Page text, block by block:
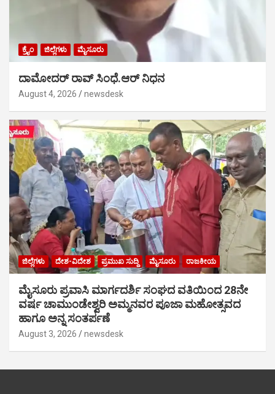
ಕ್ರೈಂ ಜಿಲ್ಲೆಗಳು ಮೈಸೂರು
ದಾಮೋದರ್ ರಾವ್ ಸಿಂಧೆ.ಆರ್ ನಿಧನ
August 4, 2026 newsdesk
ಜಿಲ್ಲೆಗಳು ದೇಶ-ವಿದೇಶ ಪ್ರಮುಖ ಸುದ್ದಿ ಮೈಸೂರು ರಾಜಕೀಯ
ಮೈಸೂರು ಪ್ರವಾಸಿ ಮಾರ್ಗದರ್ಶಿ ಸಂಘದ ವತಿಯಿಂದ 28ನೇ
ವರ್ಷ ಚಾಮುಂಡೇಶ್ವರಿ ಅಮ್ಮನವರ ಪೂಜಾ ಮಹೋತ್ಸವದ
ಹಾಗೂ ಅನ್ನ ಸಂತರ್ಪಣೆ
August 3, 2026 newsdesk